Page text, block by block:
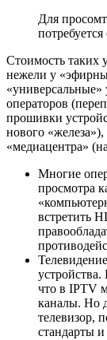
Для
Стоимость таких
нежели у
«универсальные»
операторов
прошивки
нового
«медиацентра»
Многие
просмотра
встретить
что в IPTV
каналы. Но
телевизор,
стандарты